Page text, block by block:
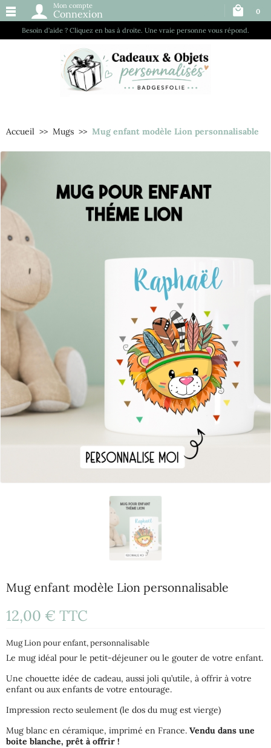
Besoin d’aide ? Cliquez en bas à droite. Une vraie personne vous répond.
Mon compte
Connexion 0
Accueil Mugs Mug enfant modèle Lion personnalisable
Mug enfant modèle Lion personnalisable
12,00 € TTC
Mug Lion pour enfant, personnalisable
Le mug idéal pour le petit-déjeuner ou le gouter de votre enfant.
Une chouette idée de cadeau, aussi joli qu’utile, à offrir à votre
enfant ou aux enfants de votre entourage.
Impression recto seulement (le dos du mug est vierge)
Mug blanc en céramique, imprimé en France. Vendu dans une
boite blanche, prêt à offrir !